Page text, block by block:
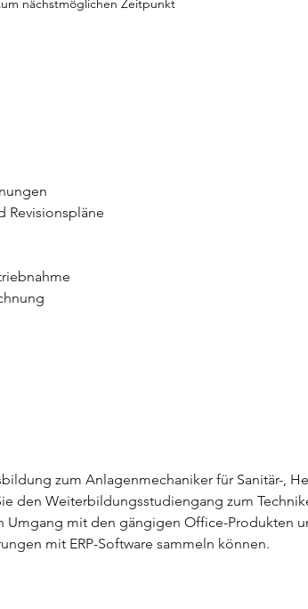
nächstmöglichen Zeitpunkt
Revisionspläne
zum Anlagenmechaniker für Sanitär-,
den Weiterbildungsstudiengang zum
Umgang mit den gängigen Office-Produkten
mit ERP-Software sammeln können.